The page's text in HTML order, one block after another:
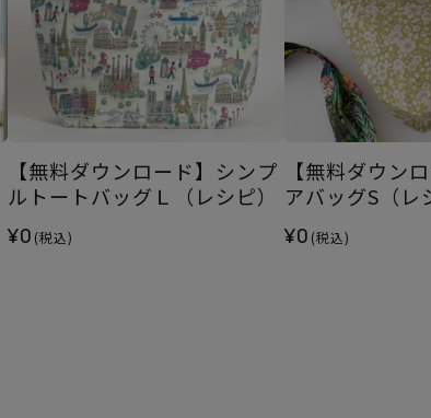
【無料ダウンロード】シンプ
ルトートバッグＬ（レシピ）
¥0 (税込)
【無料ダウン
アバッグS（レ
¥0 (税込)